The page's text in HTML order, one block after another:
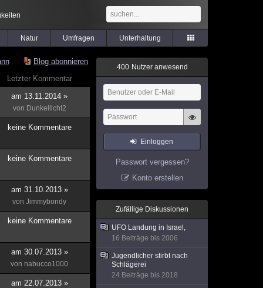
Natur Umfragen Unterhaltung
Blog abonnieren
Letzter Kommentar
am 13.11.2014 »
von Dunkellicht2
keine Kommentare
keine Kommentare
am 31.10.2013 »
von Jimmybondy
keine Kommentare
am 30.07.2013 »
von nabucco1000
am 22.07.2013 »
400 Nutzer anwesend
Einloggen
Passwort vergessen?
Konto erstellen
Zufällige Diskussionen
UFO Landung in Israel,
16 Beiträge bis 2006
Jugendlicher stirbt nach
Schlägerei
24 Beiträge bis 2018